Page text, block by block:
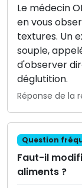
Le médecin
en vous
textures. Un
souple,
d'observer
déglutition.
Réponse de la
Question
Faut-il
aliments ?